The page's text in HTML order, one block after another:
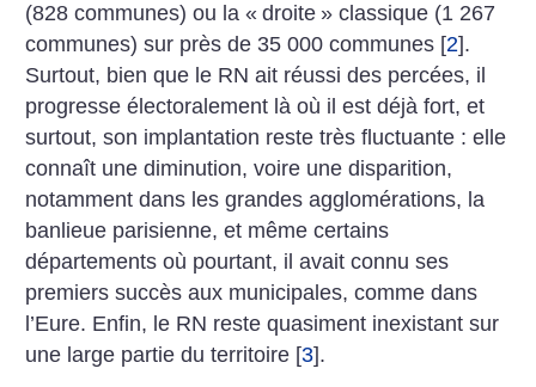
(828 communes) ou la « droite » classique (1 267
communes) sur près de 35 000 communes [2].
Surtout, bien que le RN ait réussi des percées, il
progresse électoralement là où il est déjà fort, et
surtout, son implantation reste très fluctuante : elle
connaît une diminution, voire une disparition,
notamment dans les grandes agglomérations, la
banlieue parisienne, et même certains
départements où pourtant, il avait connu ses
premiers succès aux municipales, comme dans
l’Eure. Enfin, le RN reste quasiment inexistant sur
une large partie du territoire [3].